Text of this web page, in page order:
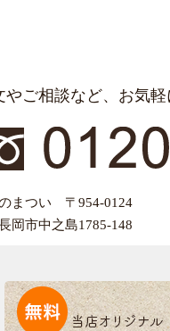
やご相談など、お気
まつい 〒954-0124
岡市中之島1785-148